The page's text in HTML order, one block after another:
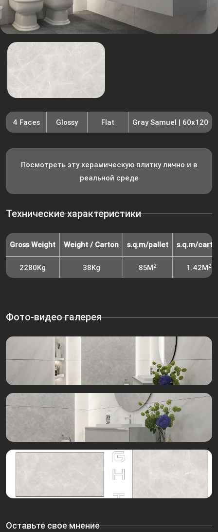
4 Faces Glossy Flat Gray Samuel | 60x120
Посмотреть эту керамическую плитку лично и в
реальной среде
Технические характеристики
Gross Weight Weight / Carton s.q.m/pallet s.q.m/
2280Kg 38Kg 85M2 1.42M2
Фото-видео галерея
Оставьте свое мнение